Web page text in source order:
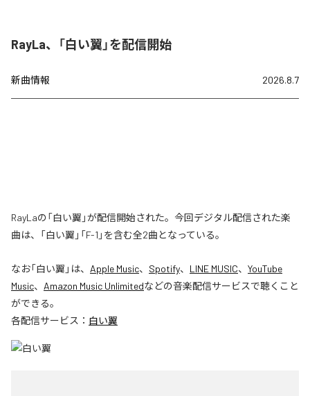
RayLa、「白い翼」を配信開始
新曲情報 2026.8.7
RayLaの「白い翼」が配信開始された。今回デジタル配信された楽
曲は、「白い翼」「F-1」を含む全2曲となっている。
なお「白い翼 」は、 Apple Music、 Spotify、 LINE MUSIC、 YouTube
Music、 Amazon Music Unlimitedなどの音楽配信サービスで聴くこと
ができる。
各配信サービス： 白い翼